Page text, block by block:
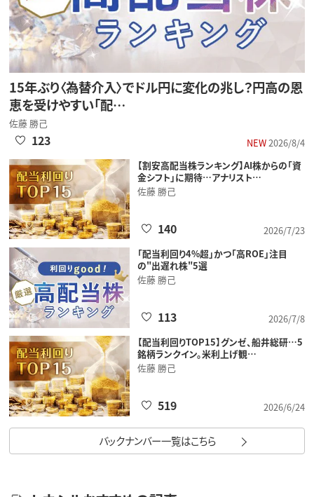
15年ぶり〈為替介入〉でドル円に変化の兆し？円高の恩
恵を受けやすい「配…
佐藤 勝己
NEW2026/8/4
123
【割安高配当株ランキング】AI株からの「資
金シフト」に期待…アナリスト…
佐藤 勝己
2026/7/23
140
「配当利回り4%超」かつ「高ROE」注目
の"出遅れ株"5選
佐藤 勝己
2026/7/8
113
【配当利回りTOP15】グンゼ、船井総研…5
銘柄ランクイン。米利上げ観…
佐藤 勝己
2026/6/24
519
バックナンバー一覧はこちら